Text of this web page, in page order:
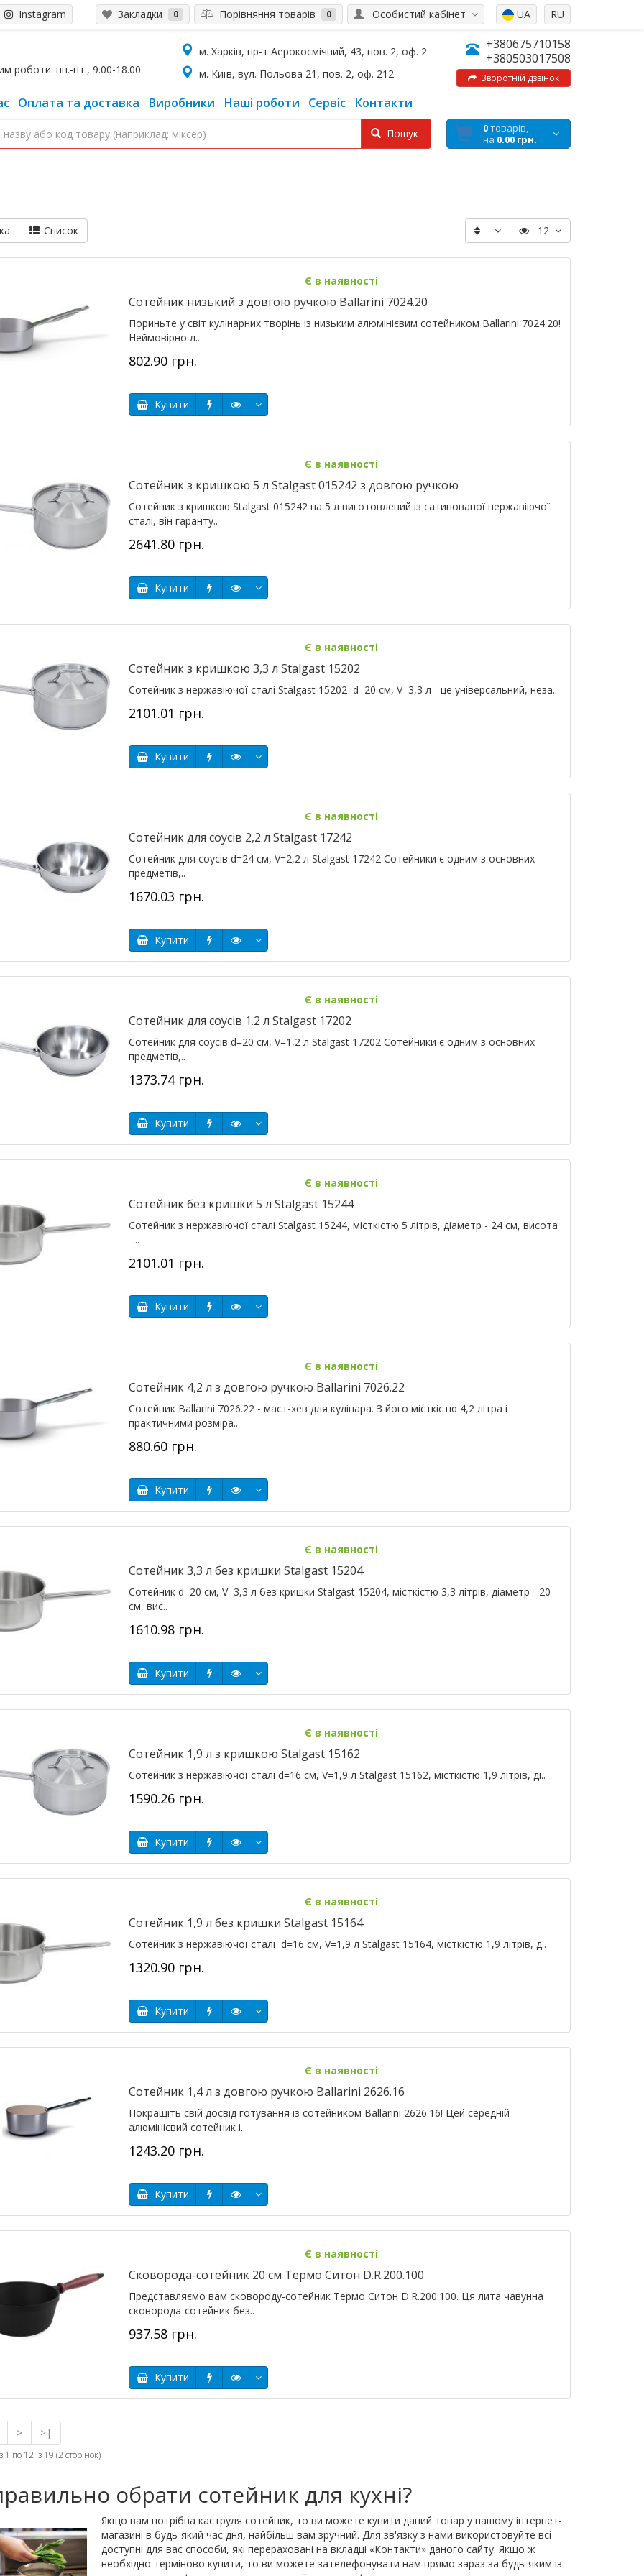
Особистий кабінет RU
UA
Instagram Закладки 0 Порівняння товарів 0
роботи: пн.-пт., 9.00-18.00
м. Харків, пр-т Аерокосмічний, 43, пов. 2, оф. 2
м. Київ, вул. Польова 21, пов. 2, оф. 212
+380675710158
+380503017508
Зворотній дзвінок
Оплата та доставка Виробники Наші роботи Сервіс Контакти
Пошук 0товарів,
на 0.00 грн.
Список 12
Є в наявності
Сотейник низький з довгою ручкою Ballarini 7024.20
Пориньте у світ кулінарних творінь із низьким алюмінієвим сотейником Ballarini 7024.20!
Неймовірно л..
802.90 грн.
Купити
Є в наявності
Сотейник з кришкою 5 л Stalgast 015242 з довгою ручкою
Сотейник з кришкою Stalgast 015242 на 5 л виготовлений із сатинованої нержавіючої
сталі, він гаранту..
2641.80 грн.
Купити
Є в наявності
Сотейник з кришкою 3,3 л Stalgast 15202
Сотейник з нержавіючої сталі Stalgast 15202 d=20 cм, V=3,3 л - це універсальний, неза..
2101.01 грн.
Купити
Є в наявності
Сотейник для соусів 2,2 л Stalgast 17242
Сотейник для соусів d=24 см, V=2,2 л Stalgast 17242 Сотейники є одним з основних
предметів,..
1670.03 грн.
Купити
Є в наявності
Сотейник для соусів 1.2 л Stalgast 17202
Сотейник для соусів d=20 см, V=1,2 л Stalgast 17202 Сотейники є одним з основних
предметів,..
1373.74 грн.
Купити
Є в наявності
Сотейник без кришки 5 л Stalgast 15244
Сотейник з нержавіючої сталі Stalgast 15244, місткістю 5 літрів, діаметр - 24 см, висота
- ..
2101.01 грн.
Купити
Є в наявності
Сотейник 4,2 л з довгою ручкою Ballarini 7026.22
Сотейник Ballarini 7026.22 - маст-хев для кулінара. З його місткістю 4,2 літра і
практичними розміра..
880.60 грн.
Купити
Є в наявності
Сотейник 3,3 л без кришки Stalgast 15204
Сотейник d=20 cм, V=3,3 л без кришки Stalgast 15204, місткістю 3,3 літрів, діаметр - 20
см, вис..
1610.98 грн.
Купити
Є в наявності
Сотейник 1,9 л з кришкою Stalgast 15162
Сотейник з нержавіючої сталі d=16 cм, V=1,9 л Stalgast 15162, місткістю 1,9 літрів, ді..
1590.26 грн.
Купити
Є в наявності
Сотейник 1,9 л без кришки Stalgast 15164
Сотейник з нержавіючої сталі d=16 cм, V=1,9 л Stalgast 15164, місткістю 1,9 літрів, д..
1320.90 грн.
Купити
Є в наявності
Сотейник 1,4 л з довгою ручкою Ballarini 2626.16
Покращіть свій досвід готування із сотейником Ballarini 2626.16! Цей середній
алюмінієвий сотейник і..
1243.20 грн.
Купити
Є в наявності
Сковорода-сотейник 20 см Термо Ситон D.R.200.100
Представляємо вам сковороду-сотейник Термо Ситон D.R.200.100. Ця лита чавунна
сковорода-сотейник без..
937.58 грн.
Купити
> >|
1 по 12 із 19 (2 сторінок)
обрати сотейник для кухні?
Якщо вам потрібна каструля сотейник, то ви можете купити даний товар у нашому інтернет-
магазині в будь-який час дня, найбільш вам зручний. Для зв'язку з нами використовуйте всі
доступні для вас способи, які перераховані на вкладці «Контакти» даного сайту. Якщо ж
необхідно терміново купити, то ви можете зателефонувати нам прямо зараз за будь-яким із